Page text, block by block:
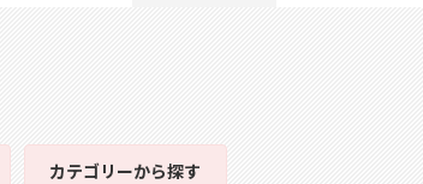
カテゴリーから探す